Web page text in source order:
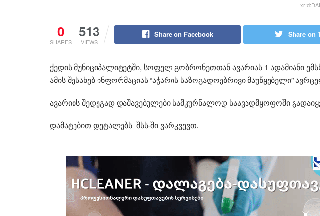
0
SHARES
513
VIEWS
Share on Facebook Share on
ქედის მუნიციპალიტეტში, სოფელ გობრონეთთან ავარიას 1 ადამიანი
ამის შესახებ ინფორმაციას “აჭარის საზოგადოებრივი მაუწყებელი”
ავარიის შედეგად დაშავებულები სამკურნალოდ საავადმყოფოში
დამატებით დეტალებს შსს-ში ვარკვევთ.